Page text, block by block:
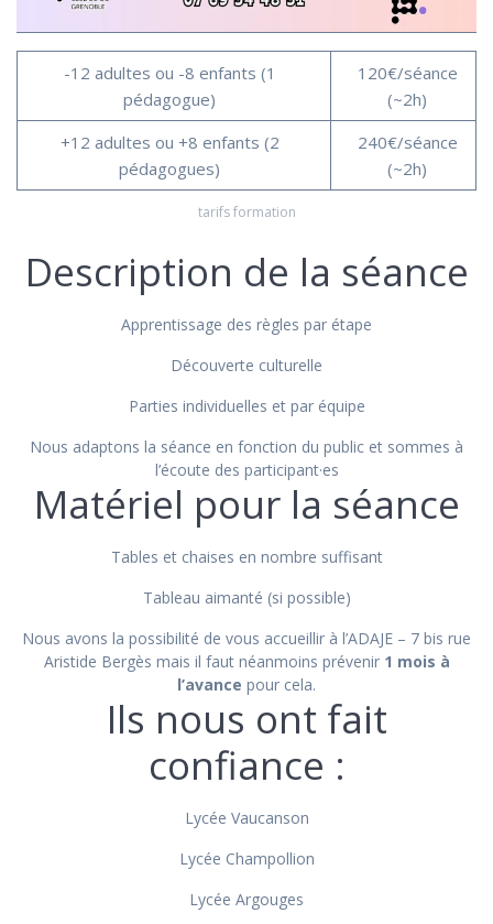
-12 adultes ou -8 enfants (1
pédagogue)
120€/séance
(~2h)
+12 adultes ou +8 enfants (2
pédagogues)
240€/séance
(~2h)
tarifs formation
Description de la séance
Apprentissage des règles par étape
Découverte culturelle
Parties individuelles et par équipe
Nous adaptons la séance en fonction du public et sommes à
l’écoute des participant·es
Matériel pour la séance
Tables et chaises en nombre suffisant
Tableau aimanté (si possible)
Nous avons la possibilité de vous accueillir à l’ADAJE – 7 bis rue
Aristide Bergès mais il faut néanmoins prévenir 1 mois à
l’avance pour cela.
Ils nous ont fait
confiance :
Lycée Vaucanson
Lycée Champollion
Lycée Argouges